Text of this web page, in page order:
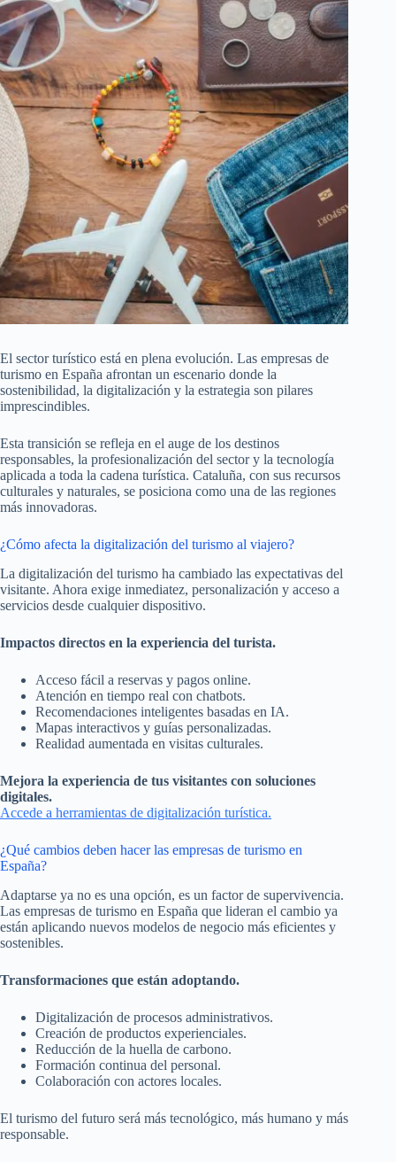
El sector turístico está en plena evolución. Las empresas de
turismo en España afrontan un escenario donde la
sostenibilidad, la digitalización y la estrategia son pilares
imprescindibles.
Esta transición se refleja en el auge de los destinos
responsables, la profesionalización del sector y la tecnología
aplicada a toda la cadena turística. Cataluña, con sus recursos
culturales y naturales, se posiciona como una de las regiones
más innovadoras.
¿Cómo afecta la digitalización del turismo al viajero?
La digitalización del turismo ha cambiado las expectativas del
visitante. Ahora exige inmediatez, personalización y acceso a
servicios desde cualquier dispositivo.
Impactos directos en la experiencia del turista.
Acceso fácil a reservas y pagos online.
Atención en tiempo real con chatbots.
Recomendaciones inteligentes basadas en IA.
Mapas interactivos y guías personalizadas.
Realidad aumentada en visitas culturales.
Mejora la experiencia de tus visitantes con soluciones
digitales.
Accede a herramientas de digitalización turística.
¿Qué cambios deben hacer las empresas de turismo en
España?
Adaptarse ya no es una opción, es un factor de supervivencia.
Las empresas de turismo en España que lideran el cambio ya
están aplicando nuevos modelos de negocio más eficientes y
sostenibles.
Transformaciones que están adoptando.
Digitalización de procesos administrativos.
Creación de productos experienciales.
Reducción de la huella de carbono.
Formación continua del personal.
Colaboración con actores locales.
El turismo del futuro será más tecnológico, más humano y más
responsable.